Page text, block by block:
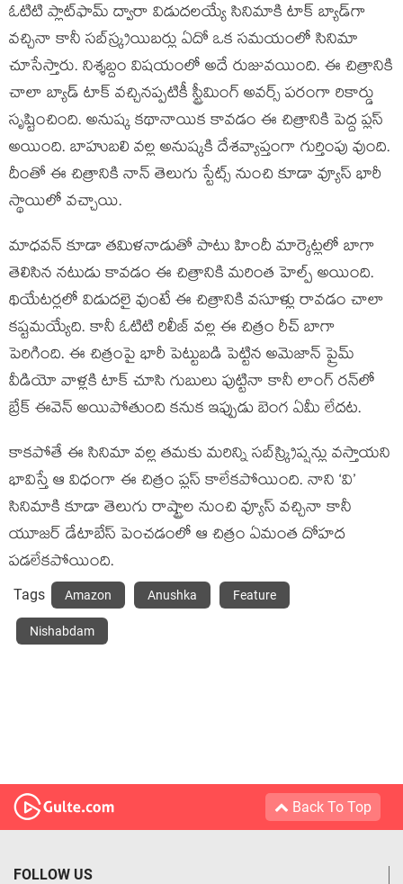
ఓటిటి ప్లాట్‍ఫామ్‍ ద్వారా విడుదలయ్యే సినిమాకి టాక్‍ బ్యాడ్‍గా
వచ్చినా కానీ సబ్‍స్క్రయిబర్లు ఏదో ఒక సమయంలో సినిమా
చూసేస్తారు. నిశ్శబ్దం విషయంలో అదే రుజువయింది. ఈ చిత్రానికి
చాలా బ్యాడ్‍ టాక్‍ వచ్చినప్పటికీ స్ట్రీమింగ్‍ అవర్స్ పరంగా రికార్డు
సృష్టించింది. అనుష్క కథానాయిక కావడం ఈ చిత్రానికి పెద్ద ప్లస్‍
అయింది. బాహుబలి వల్ల అనుష్కకి దేశవ్యాప్తంగా గుర్తింపు వుంది.
దీంతో ఈ చిత్రానికి నాన్‍ తెలుగు స్టేట్స్ నుంచి కూడా వ్యూస్‍ భారీ
స్థాయిలో వచ్చాయి.
మాధవన్‍ కూడా తమిళనాడుతో పాటు హిందీ మార్కెట్లలో బాగా
తెలిసిన నటుడు కావడం ఈ చిత్రానికి మరింత హెల్ప్ అయింది.
థియేటర్లలో విడుదలై వుంటే ఈ చిత్రానికి వసూళ్లు రావడం చాలా
కష్టమయ్యేది. కానీ ఓటిటి రిలీజ్‍ వల్ల ఈ చిత్రం రీచ్‍ బాగా
పెరిగింది. ఈ చిత్రంపై భారీ పెట్టుబడి పెట్టిన అమెజాన్‍ ప్రైమ్‍
వీడియో వాళ్లకి టాక్‍ చూసి గుబులు పుట్టినా కానీ లాంగ్‍ రన్‍లో
బ్రేక్‍ ఈవెన్‍ అయిపోతుంది కనుక ఇప్పుడు బెంగ ఏమీ లేదట.
కాకపోతే ఈ సినిమా వల్ల తమకు మరిన్ని సబ్‍స్క్రిప్షన్లు వస్తాయని
భావిస్తే ఆ విధంగా ఈ చిత్రం ప్లస్‍ కాలేకపోయింది. నాని ‘వి’
సినిమాకి కూడా తెలుగు రాష్ట్రాల నుంచి వ్యూస్‍ వచ్చినా కానీ
యూజర్‍ డేటాబేస్‍ పెంచడంలో ఆ చిత్రం ఏమంత దోహద
పడలేకపోయింది.
Tags Amazon Anushka Feature
Nishabdam
Back To Top
FOLLOW US